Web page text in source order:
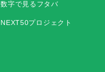
数字で見るフタバ
NEXT50プロジェクト